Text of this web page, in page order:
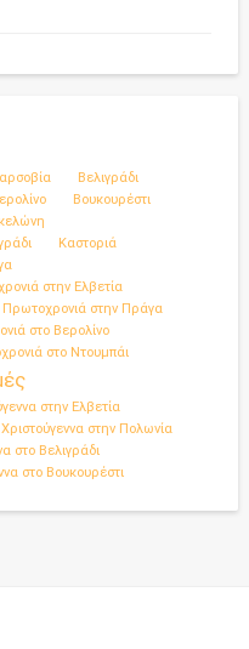
Βελιγράδι
Βουκουρέστι
Καστοριά
στην Ελβετία
Πρωτοχρονιά στην Πράγα
στο Βερολίνο
στο Ντουμπάι
στην Ελβετία
Χριστούγεννα στην Πολωνία
στο Βελιγράδι
στο Βουκουρέστι